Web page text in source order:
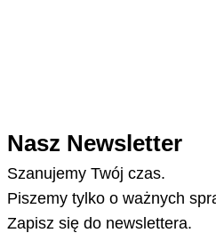
Nasz Newsletter
Szanujemy Twój czas.
Piszemy tylko o ważnych
Zapisz się do newslettera.